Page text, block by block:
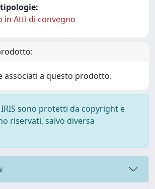
in Atti di convegno
associati a questo prodotto.
sono protetti da copyright e
riservati, salvo diversa